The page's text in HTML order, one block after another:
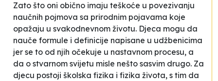
Zato što oni obično imaju teškoće u povezivanju
naučnih pojmova sa prirodnim pojavama koje
opažaju u svakodnevnom životu. Djeca mogu da
nauče formule i definicije napisane u udžbenicima
jer se to od njih očekuje u nastavnom procesu, a
da o stvarnom svijetu misle nešto sasvim drugo. Za
djecu postoji školska fizika i fizika života, s tim da